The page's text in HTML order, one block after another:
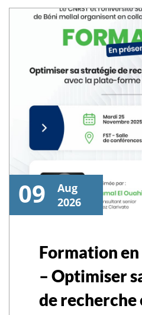
09
Aug
2026
Formation
– Optimiser
de recherche